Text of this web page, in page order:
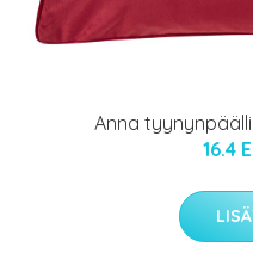
Anna
16.4